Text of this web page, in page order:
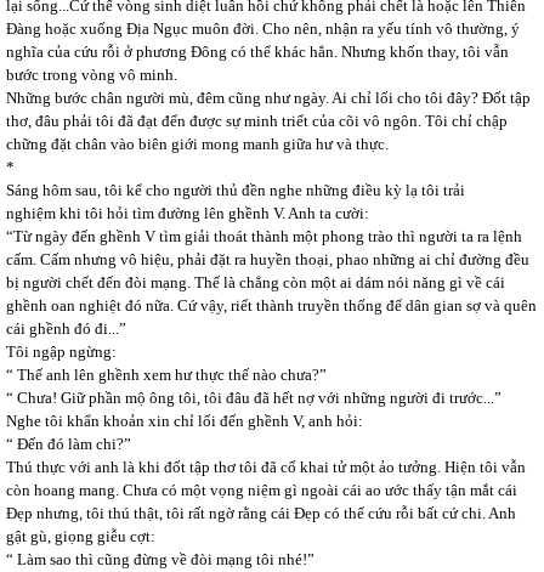
lại sống...Cứ thế vòng sinh diệt luân hồi chứ không phải chết là hoặc lên Thiên
Đàng hoặc xuống Địa Ngục muôn đời. Cho nên, nhận ra yếu tính vô thường, ý
nghĩa của cứu rỗi ở phương Đông có thể khác hẳn. Nhưng khốn thay, tôi vẫn
bước trong vòng vô minh.
Những bước chân người mù, đêm cũng như ngày. Ai chỉ lối cho tôi đây? Đốt tập
thơ, đâu phải tôi đã đạt đến được sự minh triết của cõi vô ngôn. Tôi chỉ chập
chững đặt chân vào biên giới mong manh giữa hư và thực.
*
Sáng hôm sau, tôi kể cho người thủ đền nghe những điều kỳ lạ tôi trải
nghiệm khi tôi hỏi tìm đường lên ghềnh V. Anh ta cười:
“Từ ngày đến ghềnh V tìm giải thoát thành một phong trào thì người ta ra lệnh
cấm. Cấm nhưng vô hiệu, phải đặt ra huyền thoại, phao những ai chỉ đường đều
bị người chết đến đòi mạng. Thế là chẳng còn một ai dám nói năng gì về cái
ghềnh oan nghiệt đó nữa. Cứ vậy, riết thành truyền thống để dân gian sợ và quên
cái ghềnh đó đi...”
Tôi ngập ngừng:
“ Thế anh lên ghềnh xem hư thực thế nào chưa?”
“ Chưa! Giữ phần mộ ông tôi, tôi đâu đã hết nợ với những người đi trước...”
Nghe tôi khẩn khoản xin chỉ lối đến ghềnh V, anh hỏi:
“ Đến đó làm chi?”
Thú thực với anh là khi đốt tập thơ tôi đã cố khai tử một ảo tưởng. Hiện tôi vẫn
còn hoang mang. Chưa có một vọng niệm gì ngoài cái ao ước thấy tận mắt cái
Đẹp nhưng, tôi thú thật, tôi rất ngờ rằng cái Đẹp có thể cứu rỗi bất cứ chi. Anh
gật gù, giọng giễu cợt:
“ Làm sao thì cũng đừng về đòi mạng tôi nhé!”